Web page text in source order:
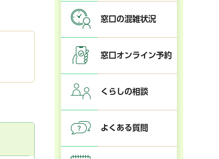
窓口の混雑状況
窓口オンライン予約
くらしの相談
よくある質問